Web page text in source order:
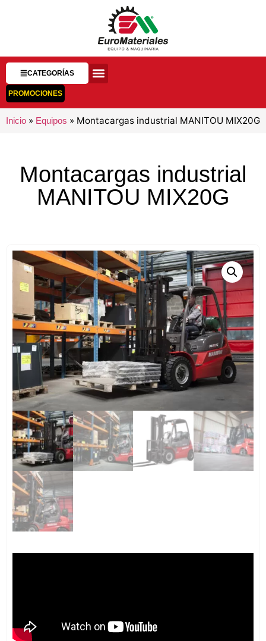
CATEGORÍAS
PROMOCIONES
Inicio » Equipos » Montacargas industrial MANITOU MIX20G
Montacargas industrial
MANITOU MIX20G